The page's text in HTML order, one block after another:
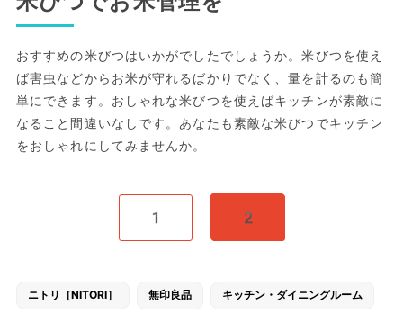
おすすめの米びつはいかがでしたでしょうか。米びつを使え
ば害虫などからお米が守れるばかりでなく、量を計るのも簡
単にできます。おしゃれな米びつを使えばキッチンが素敵に
なること間違いなしです。あなたも素敵な米びつでキッチン
をおしゃれにしてみませんか。
1 2
ニトリ［NITORI］ 無印良品 キッチン・ダイニングルーム